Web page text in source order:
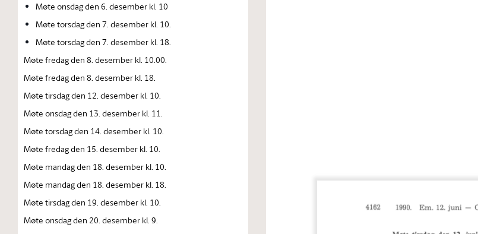
Møte onsdag den 6. desember kl. 10
Møte torsdag den 7. desember kl. 10.
Møte torsdag den 7. desember kl. 18.
Møte fredag den 8. desember kl. 10.00.
Møte fredag den 8. desember kl. 18.
Møte tirsdag den 12. desember kl. 10.
Møte onsdag den 13. desember kl. 11.
Møte torsdag den 14. desember kl. 10.
Møte fredag den 15. desember kl. 10.
Møte mandag den 18. desember kl. 10.
Møte mandag den 18. desember kl. 18.
Møte tirsdag den 19. desember kl. 10.
Møte onsdag den 20. desember kl. 9.